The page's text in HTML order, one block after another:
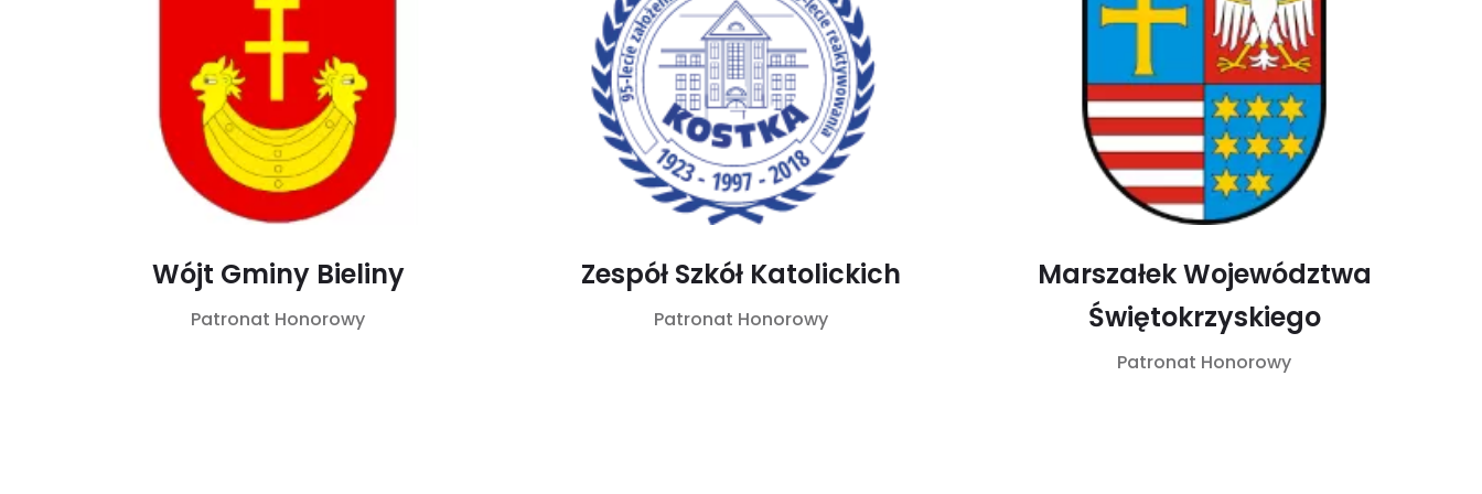
Wójt Gminy Bieliny
Patronat Honorowy
Zespół Szkół Katolickich
Patronat Honorowy
Marszałek Województwa
Świętokrzyskiego
Patronat Honorowy